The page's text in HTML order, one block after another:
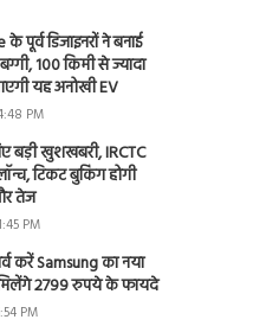
डिजाइनरों ने बनाई
100 किमी से ज्यादा
यह अनोखी EV
PM
बड़ी खुशखबरी, IRCTC
टिकट बुकिंग होगी
तेज
PM
करें Samsung का नया
2799 रुपये के फायदे
PM